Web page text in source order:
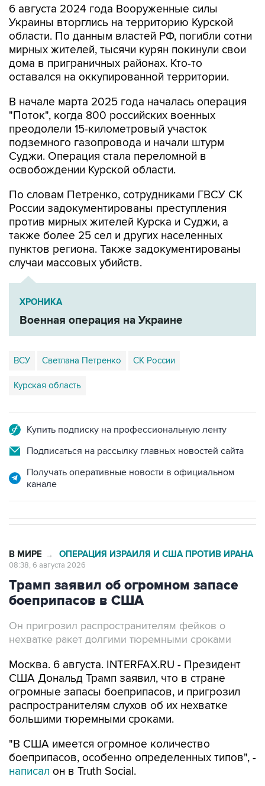
6 августа 2024 года Вооруженные силы
Украины вторглись на территорию Курской
области. По данным властей РФ, погибли сотни
мирных жителей, тысячи курян покинули свои
дома в приграничных районах. Кто-то
оставался на оккупированной территории.
В начале марта 2025 года началась операция
"Поток", когда 800 российских военных
преодолели 15-километровый участок
подземного газопровода и начали штурм
Суджи. Операция стала переломной в
освобождении Курской области.
По словам Петренко, сотрудниками ГВСУ СК
России задокументированы преступления
против мирных жителей Курска и Суджи, а
также более 25 сел и других населенных
пунктов региона. Также задокументированы
случаи массовых убийств.
ХРОНИКА
Военная операция на Украине
ВСУ Светлана Петренко СК России
Курская область
Купить подписку на профессиональную ленту
Подписаться на рассылку главных новостей сайта
Получать оперативные новости в официальном
канале
В МИРЕ → ОПЕРАЦИЯ ИЗРАИЛЯ И США ПРОТИВ ИРАНА
08:38, 6 августа 2026
Трамп заявил об огромном запасе
боеприпасов в США
Он пригрозил распространителям фейков о
нехватке ракет долгими тюремными сроками
Москва. 6 августа. INTERFAX.RU - Президент
США Дональд Трамп заявил, что в стране
огромные запасы боеприпасов, и пригрозил
распространителям слухов об их нехватке
большими тюремными сроками.
"В США имеется огромное количество
боеприпасов, особенно определенных типов", -
написал он в Truth Social.